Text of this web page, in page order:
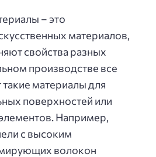
– это
материалов,
свойства разных
производстве все
материалы для
поверхностей или
Например,
с высоким
волокон